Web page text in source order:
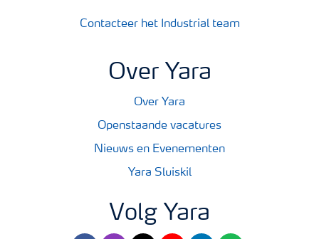
Contacteer het Industrial team
Over Yara
Over Yara
Openstaande vacatures
Nieuws en Evenementen
Yara Sluiskil
Volg Yara